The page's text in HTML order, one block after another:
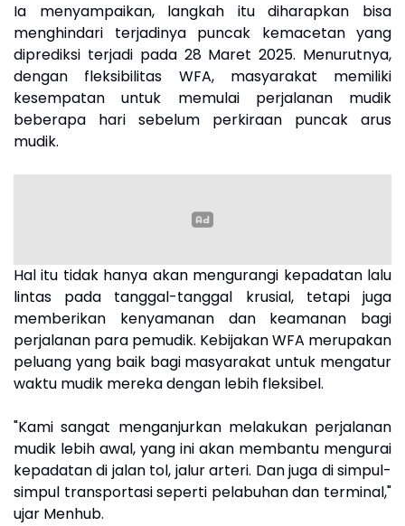
Ia menyampaikan, langkah itu diharapkan bisa
menghindari terjadinya puncak kemacetan yang
diprediksi terjadi pada 28 Maret 2025. Menurutnya,
dengan fleksibilitas WFA, masyarakat memiliki
kesempatan untuk memulai perjalanan mudik
beberapa hari sebelum perkiraan puncak arus
mudik.
Hal itu tidak hanya akan mengurangi kepadatan lalu
lintas pada tanggal-tanggal krusial, tetapi juga
memberikan kenyamanan dan keamanan bagi
perjalanan para pemudik. Kebijakan WFA merupakan
peluang yang baik bagi masyarakat untuk mengatur
waktu mudik mereka dengan lebih fleksibel.
"Kami sangat menganjurkan melakukan perjalanan
mudik lebih awal, yang ini akan membantu mengurai
kepadatan di jalan tol, jalur arteri. Dan juga di simpul-
simpul transportasi seperti pelabuhan dan terminal,"
ujar Menhub.